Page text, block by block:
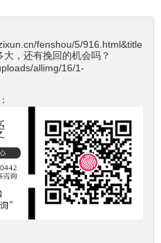
fenshou/5/916.html&title
，还有挽回的机会吗？
allimg/16/1-